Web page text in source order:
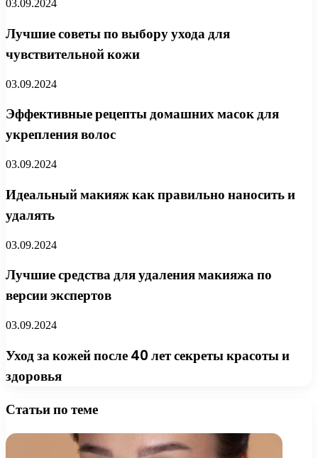
03.09.2024
Лучшие советы по выбору ухода для
чувствительной кожи
03.09.2024
Эффективные рецепты домашних масок для
укрепления волос
03.09.2024
Идеальный макияж как правильно наносить и
удалять
03.09.2024
Лучшие средства для удаления макияжа по
версии экспертов
03.09.2024
Уход за кожей после 40 лет секреты красоты и
здоровья
Статьи по теме